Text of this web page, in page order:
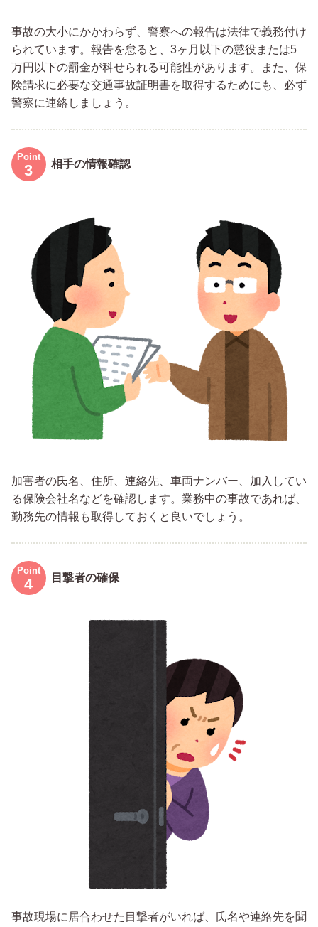
事故の大小にかかわらず、警察への報告は法律で義務付け
られています。報告を怠ると、3ヶ月以下の懲役または5
万円以下の罰金が科せられる可能性があります。また、保
険請求に必要な交通事故証明書を取得するためにも、必ず
警察に連絡しましょう。
相手の情報確認
加害者の氏名、住所、連絡先、車両ナンバー、加入してい
る保険会社名などを確認します。業務中の事故であれば、
勤務先の情報も取得しておくと良いでしょう。
目撃者の確保
事故現場に居合わせた目撃者がいれば、氏名や連絡先を聞